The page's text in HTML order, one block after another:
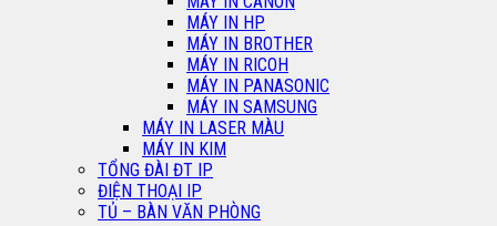
MÁY IN HP
MÁY IN BROTHER
MÁY IN RICOH
MÁY IN PANASONIC
MÁY IN SAMSUNG
MÁY IN LASER MÀU
MÁY IN KIM
TỔNG ĐÀI ĐT IP
ĐIỆN THOẠI IP
TỦ – BÀN VĂN PHÒNG